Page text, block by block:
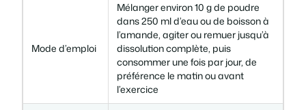
Mode d’emploi
Mélanger environ 10 g de poudre
dans 250 ml d’eau ou de boisson à
l’amande, agiter ou remuer jusqu’à
dissolution complète, puis
consommer une fois par jour, de
préférence le matin ou avant
l’exercice